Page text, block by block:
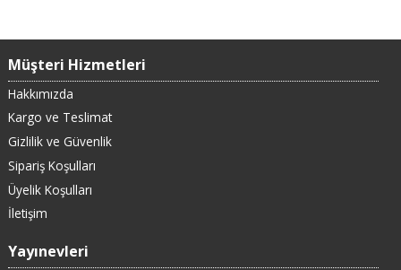
Müşteri Hizmetleri
Hakkımızda
Kargo ve Teslimat
Gizlilik ve Güvenlik
Sipariş Koşulları
Üyelik Koşulları
İletişim
Yayınevleri